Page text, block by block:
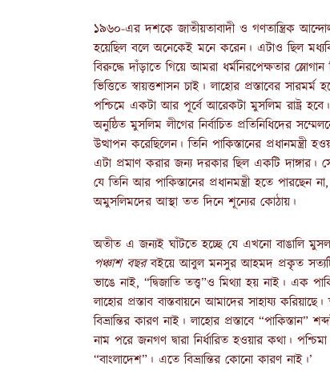
১৯৬০-এর দশকে জাতীয়তাবাদী ও গণতান্ত্রিক
হয়েছিল বলে অনেকেই মনে করেন। এটাও ছিল
বিরুদ্ধে দাঁড়াতে গিয়ে আমরা ধর্মনিরপেক্ষতার
ভিত্তিতে স্বায়ত্তশাসন চাই। লাহোর প্রস্তাবের
পশ্চিমে একটা আর পূর্বে আরেকটা মুসলিম রাষ্ট্র হবে।
অনুষ্ঠিত মুসলিম লীগের নির্বাচিত প্রতিনিধিদের
উত্থাপন করেছিলেন। তিনি পাকিস্তানের
এটা প্রমাণ করার জন্য দরকার ছিল একটি দাঙ্গার।
যে তিনি আর পাকিস্তানের প্রধানমন্ত্রী হতে
অমুসলিমদের আস্থা তত দিনে শূন্যের কোঠায়।
অতীত এ জন্যই ঘাঁটতে হচ্ছে যে এখনো বাঙালি
পঞ্চাশ বছরবইয়ে আবুল মনসুর আহমদ প্রকৃত সত্যটি
ভাঙে নাই, “দ্বিজাতি তত্ত্ব”ও মিথ্যা হয় নাই। এক
লাহোর প্রস্তাব বাস্তবায়নে আমাদের সাহায্য
বিভ্রান্তির কারণ নাই। লাহোর প্রস্তাবে “পাকিস্তান”
নাম পরে জনগণ দ্বারা নির্ধারিত হওয়ার কথা।
“বাংলাদেশ”। এতে বিভ্রান্তির কোনো কারণ নাই।’